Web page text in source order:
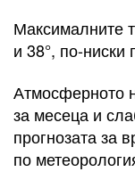
Максималните
и 38°, по-ниски
Атмосферното
за месеца и
прогнозата за
по